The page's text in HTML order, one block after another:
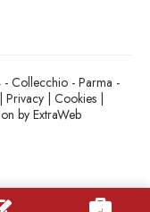
Collecchio - Parma -
Privacy| Cookies|
byExtraWeb